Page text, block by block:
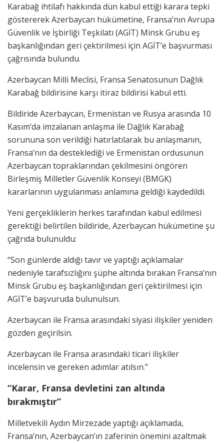
Karabağ ihtilafı hakkında dün kabul ettiği karara tepki
göstererek Azerbaycan hükümetine, Fransa’nın Avrupa
Güvenlik ve İşbirliği Teşkilatı (AGİT) Minsk Grubu eş
başkanlığından geri çektirilmesi için AGİT’e başvurması
çağrısında bulundu.
Azerbaycan Milli Meclisi, Fransa Senatosunun Dağlık
Karabağ bildirisine karşı itiraz bildirisi kabul etti.
Bildiride Azerbaycan, Ermenistan ve Rusya arasında 10
Kasım’da imzalanan anlaşma ile Dağlık Karabağ
sorununa son verildiği hatırlatılarak bu anlaşmanın,
Fransa’nın da desteklediği ve Ermenistan ordusunun
Azerbaycan topraklarından çekilmesini öngören
Birleşmiş Milletler Güvenlik Konseyi (BMGK)
kararlarının uygulanması anlamına geldiği kaydedildi.
Yeni gerçekliklerin herkes tarafından kabul edilmesi
gerektiği belirtilen bildiride, Azerbaycan hükümetine şu
çağrıda bulunuldu:
“Son günlerde aldığı tavır ve yaptığı açıklamalar
nedeniyle tarafsızlığını şüphe altında bırakan Fransa’nın
Minsk Grubu eş başkanlığından geri çektirilmesi için
AGİT’e başvuruda bulunulsun.
Azerbaycan ile Fransa arasındaki siyasi ilişkiler yeniden
gözden geçirilsin.
Azerbaycan ile Fransa arasındaki ticari ilişkiler
incelensin ve gereken adımlar atılsın.”
“Karar, Fransa devletini zan altında
bırakmıştır”
Milletvekili Aydın Mirzezade yaptığı açıklamada,
Fransa’nın, Azerbaycan’ın zaferinin önemini azaltmak